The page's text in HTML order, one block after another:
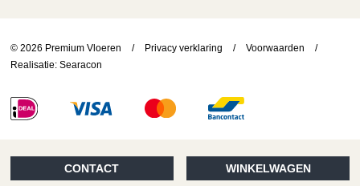
CONTACT WINKELWAGEN
© 2026 Premium Vloeren / Privacy verklaring / Voorwaarden
/
Realisatie: Searacon